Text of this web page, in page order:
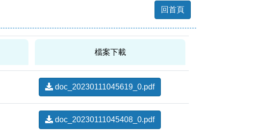
回首頁
檔案下載
doc_20230111045619_0.pdf
doc_20230111045408_0.pdf